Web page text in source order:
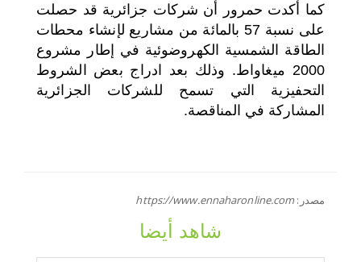
كما أكدت حمرور أن شركات جزائرية قد حصلت
على نسبة 57 بالمائة من مشاريع لإنشاء محطات
الطاقة الشمسية الكهروضوئية في إطار مشروع
2000 ميغاواط. وذلك بعد ادراج بعض الشروط
التحفيزية التي تسمح للشركات الجزائرية
المشاركة في المناقصة.
مصدر:https://www.ennaharonline.com
شاهد أيضا